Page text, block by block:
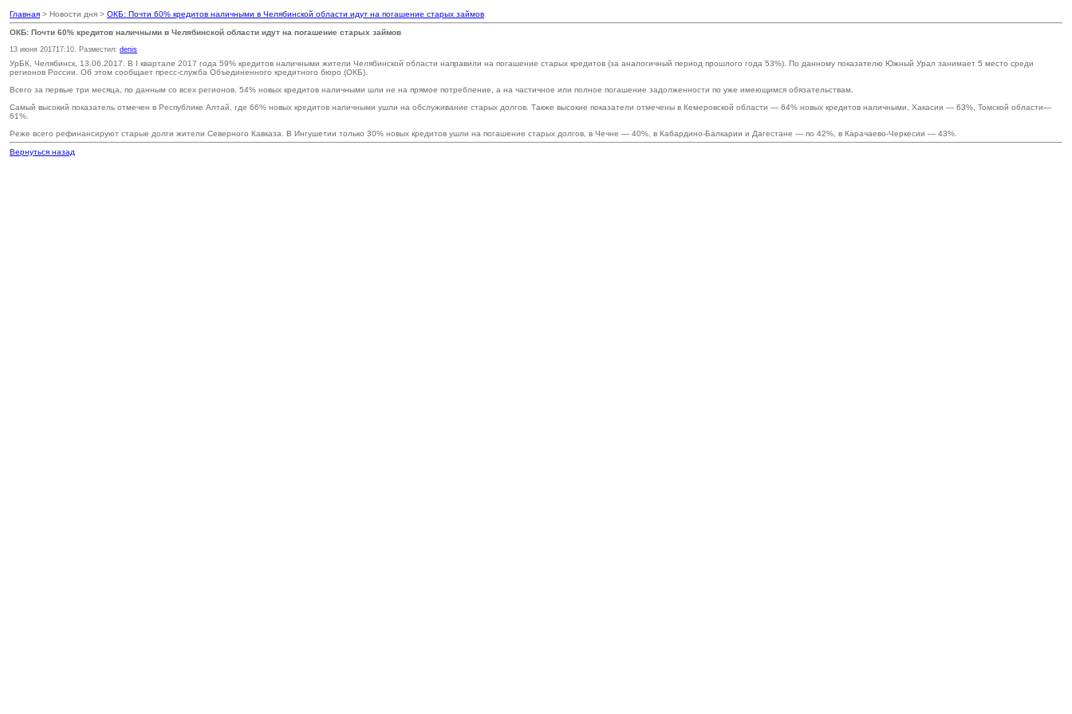
Главная > Новости дня > ОКБ: Почти 60% кредитов наличными в Челябинской области идут на погашение старых займов
ОКБ: Почти 60% кредитов наличными в Челябинской области идут на погашение старых займов
13 июня 201717:10. Разместил: denis
УрБК, Челябинск, 13.06.2017. В I квартале 2017 года 59% кредитов наличными жители Челябинской области направили на погашение старых кредитов (за аналогичный период прошлого года 53%). По данному показателю Южный Урал занимает 5 место среди
регионов России. Об этом сообщает пресс-служба Объединенного кредитного бюро (ОКБ).
Всего за первые три месяца, по данным со всех регионов, 54% новых кредитов наличными шли не на прямое потребление, а на частичное или полное погашение задолженности по уже имеющимся обязательствам.
Самый высокий показатель отмечен в Республике Алтай, где 66% новых кредитов наличными ушли на обслуживание старых долгов. Также высокие показатели отмечены в Кемеровской области — 64% новых кредитов наличными, Хакасии — 63%, Томской области—
61%.
Реже всего рефинансируют старые долги жители Северного Кавказа. В Ингушетии только 30% новых кредитов ушли на погашение старых долгов, в Чечне — 40%, в Кабардино-Балкарии и Дагестане — по 42%, в Карачаево-Черкесии — 43%.
Вернуться назад